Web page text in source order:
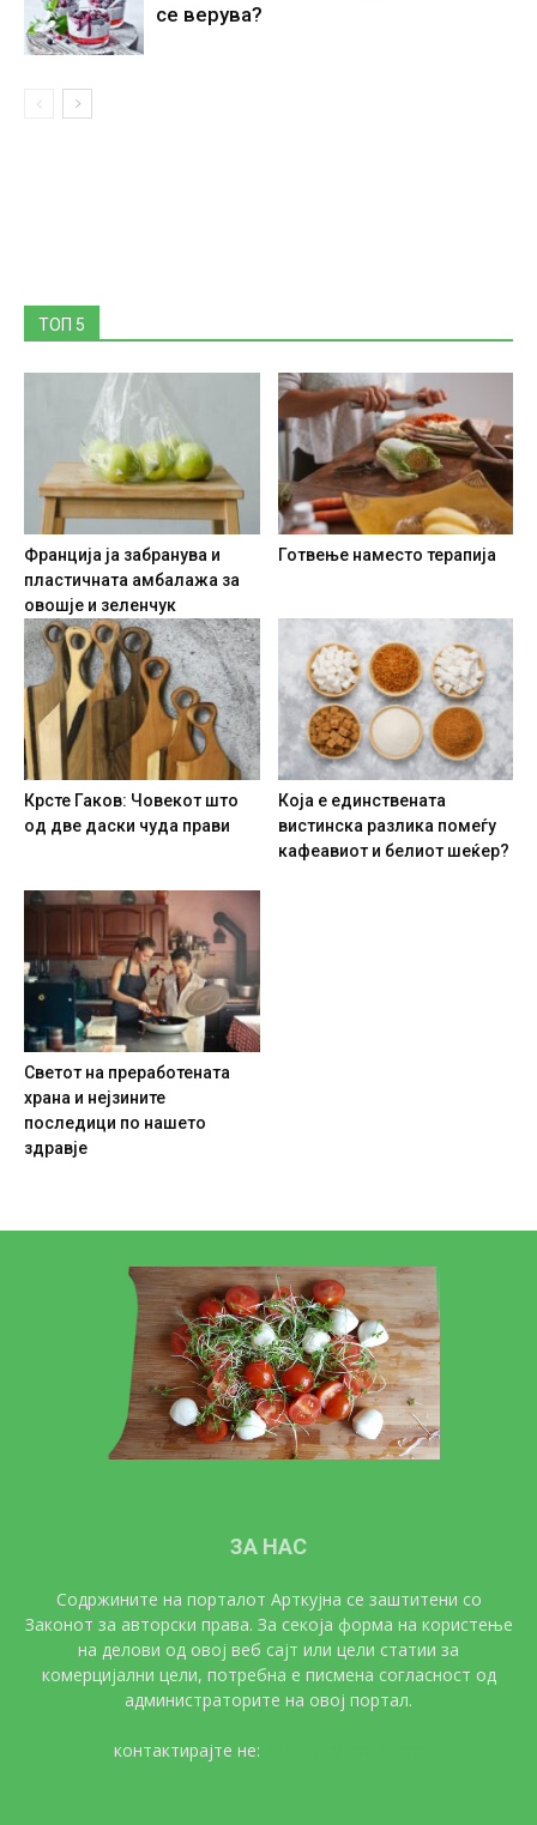
се верува?
ТОП 5
Франција ја забранува и
пластичната амбалажа за
овошје и зеленчук
Готвење наместо терапија
Крсте Гаков: Човекот што
од две даски чуда прави
Која е единствената
вистинска разлика помеѓу
кафеавиот и белиот шеќер?
Светот на преработената
храна и нејзините
последици по нашето
здравје
ЗА НАС
Содржините на порталот Арткујна се заштитени со
Законот за авторски права. За секоја форма на користење
на делови од овој веб сајт или цели статии за
комерцијални цели, потребна е писмена согласност од
администраторите на овој портал.
контактирајте не: